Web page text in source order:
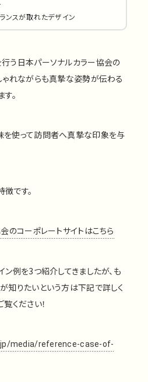
ランスが取れたデザイン
う日本パーソナルカラー協会の
ゃれながらも真摯な姿勢が伝わる
。
を使って訪問者へ真摯な印象を与
です。
のコーポレートサイトはこちら
ン例を3つ紹介してきましたが、も
知りたいという方は下記で詳しく
ください！
media/reference-case-of-